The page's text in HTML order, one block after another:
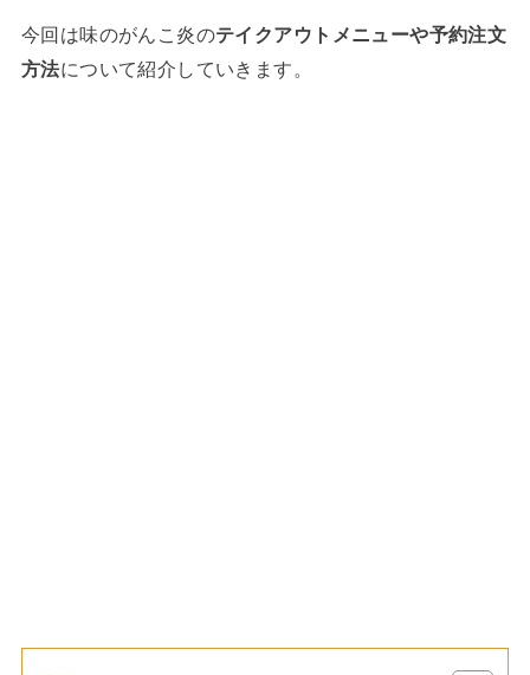
今回は味のがんこ炎のテイクアウトメニューや予約注文
方法について紹介していきます。